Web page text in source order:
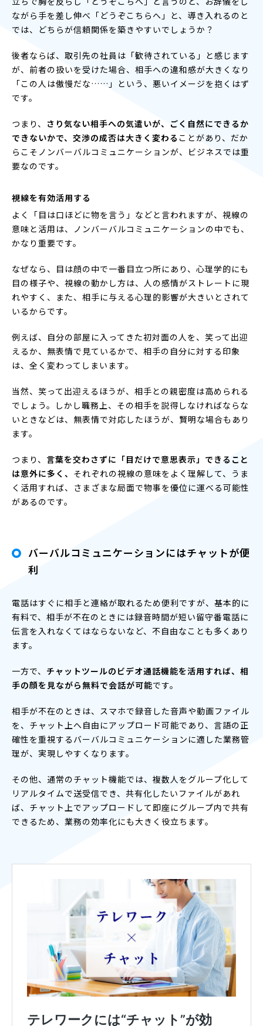
ながら手を差し伸べ「どうぞこちらへ」と、導き入れるのと
では、どちらが信頼関係を築きやすいでしょうか？
後者ならば、取引先の社員は「歓待されている」と感じます
が、前者の扱いを受けた場合、相手への違和感が大きくなり
「この人は傲慢だな……」という、悪いイメージを抱くはず
です。
つまり、 さり気ない相手への気遣いが、ごく自然にできるか
できないかで、交渉の成否は大きく変わる ことがあり、だか
らこそノンバーバルコミュニケーションが、ビジネスでは重
要なのです。
視線を有効活用する
よく「目は口ほどに物を言う」などと言われますが、視線の
意味と活用は、ノンバーバルコミュニケーションの中でも、
かなり重要です。
なぜなら、目は顔の中で一番目立つ所にあり、心理学的にも
目の様子や、視線の動かし方は、人の感情がストレートに現
れやすく、また、相手に与える心理的影響が大きいとされて
いるからです。
例えば、自分の部屋に入ってきた初対面の人を、笑って出迎
えるか、無表情で見ているかで、相手の自分に対する印象
は、全く変わってしまいます。
当然、笑って出迎えるほうが、相手との親密度は高められる
でしょう。しかし職務上、その相手を説得しなければならな
いときなどは、無表情で対応したほうが、賢明な場合もあり
ます。
つまり、 言葉を交わさずに「目だけで意思表示」できること
は意外に多く、 それぞれの視線の意味をよく理解して、うま
く活用すれば、さまざまな局面で物事を優位に運べる可能性
があるのです。
バーバルコミュニケーションにはチャットが便
利
電話はすぐに相手と連絡が取れるため便利ですが、基本的に
有料で、相手が不在のときには録音時間が短い留守番電話に
伝言を入れなくてはならないなど、不自由なことも多くあり
ます。
一方で、 チャットツールのビデオ通話機能を活用すれば、相
手の顔を見ながら無料で会話が可能です。
相手が不在のときは、スマホで録音した音声や動画ファイル
を、チャット上へ自由にアップロード可能であり、言語の正
確性を重視するバーバルコミュニケーションに適した業務管
理が、実現しやすくなります。
その他、通常のチャット機能では、複数人をグループ化して
リアルタイムで送受信でき、共有化したいファイルがあれ
ば、チャット上でアップロードして即座にグループ内で共有
できるため、業務の効率化にも大きく役立ちます。